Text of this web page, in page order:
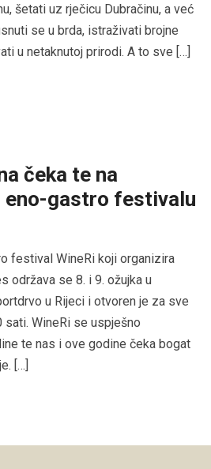
šetati uz rječicu Dubračinu, a već
se u brda, istraživati brojne
u netaknutoj prirodi. A to sve […]
čeka te na
eno-gastro festivalu
festival WineRi koji organizira
održava se 8. i 9. ožujka u
u Rijeci i otvoren je za sve
WineRi se uspješno
te nas i ove godine čeka bogat
[…]